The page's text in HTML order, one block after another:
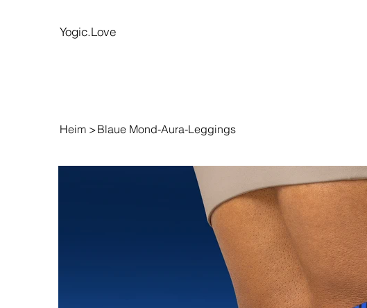
Yogic.Love
Heim >Blaue Mond-Aura-Leggings